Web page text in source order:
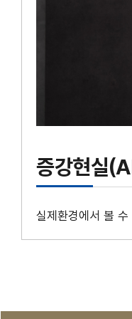
증강현실
실제환경에서 볼